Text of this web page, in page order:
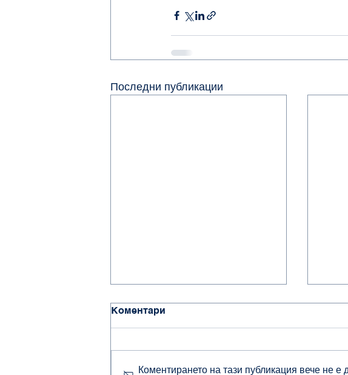
Последни публикации
Коментари
Коментирането на тази публикация вече не